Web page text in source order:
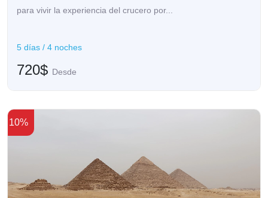
para vivir la experiencia del crucero por...
5 días / 4 noches
720$ Desde
10%